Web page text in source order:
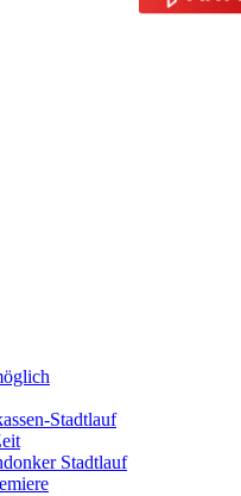
Stadtlauf
Stadtlauf